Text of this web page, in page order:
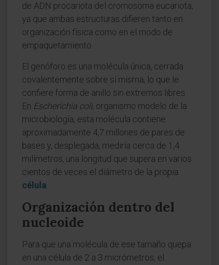
de ADN procariota del cromosoma eucariota,
ya que ambas estructuras difieren tanto en
organización física como en el modo de
empaquetamiento.
El genóforo es una molécula única, cerrada
covalentemente sobre sí misma, lo que le
confiere forma de anillo sin extremos libres.
En Escherichia coli, organismo modelo de la
microbiología, esta molécula contiene
aproximadamente 4,7 millones de pares de
bases y, desplegada, mediría cerca de 1,4
milímetros, una longitud que supera en varios
cientos de veces el diámetro de la propia
célula
Organización dentro del
nucleoide
Para que una molécula de ese tamaño quepa
en una célula de 2 a 3 micrómetros, el